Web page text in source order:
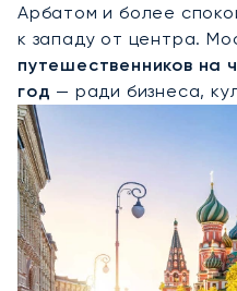
Арбатом и более
к западу от центра.
путешественников на
год — ради бизнеса,